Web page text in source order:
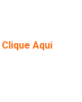
Clique Aqui